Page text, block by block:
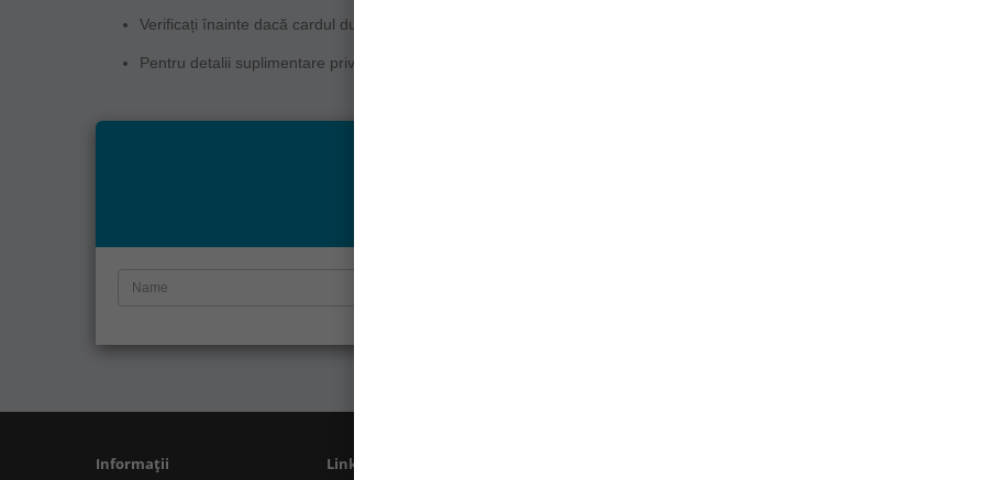
Verificați înainte dacă cardul dumneavoastră este înscris în programul de plată în rate.
Pentru detalii suplimentare privind condițiile de utilizare a cardului, vă rugăm să contactați direct banca emitentă.
Informații Linkuri Utile